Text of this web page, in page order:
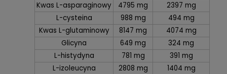
Kwas L-asparaginowy
4795 mg
2397 mg
L-cysteina
988 mg
494 mg
Kwas L-glutaminowy
8147 mg
4074 mg
Glicyna
649 mg
324 mg
L-histydyna
781 mg
391 mg
L-izoleucyna
2808 mg
1404 mg